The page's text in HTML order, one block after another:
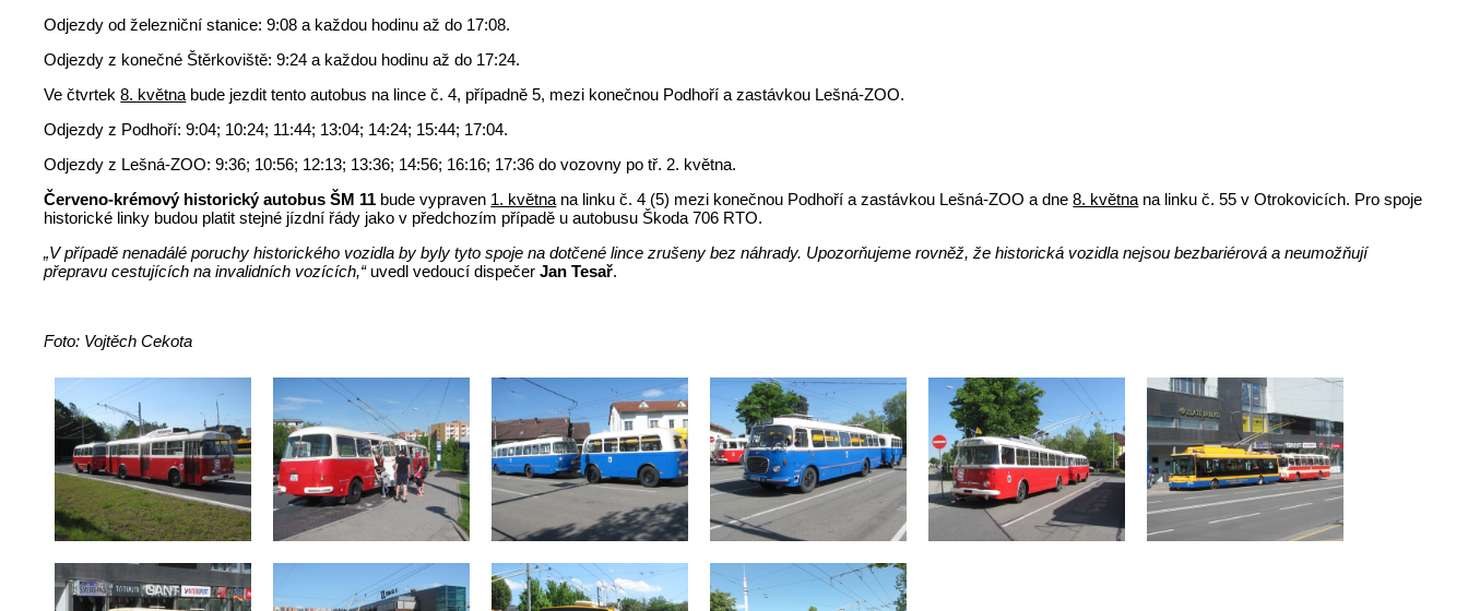
Odjezdy od železniční stanice: 9:08 a každou hodinu až do 17:08.
Odjezdy z konečné Štěrkoviště: 9:24 a každou hodinu až do 17:24.
Ve čtvrtek8. května bude jezdit tento autobus na lince č. 4, případně 5, mezi konečnou Podhoří a zastávkou Lešná-ZOO.
Odjezdy z Podhoří: 9:04; 10:24; 11:44; 13:04; 14:24; 15:44; 17:04.
Odjezdy z Lešná-ZOO: 9:36; 10:56; 12:13; 13:36; 14:56; 16:16; 17:36 do vozovny po tř. 2. května.
Červeno-krémový historický autobus ŠM 11 bude vypraven 1. května na linku č. 4 (5) mezi konečnou Podhoří a zastávkou Lešná-ZOO a dne8. května na linku č. 55 v Otrokovicích. Pro spoje
historické linky budou platit stejné jízdní řády jako v předchozím případě u autobusu Škoda 706 RTO.
„V případě nenadálé poruchy historického vozidla by byly tyto spoje na dotčené lince zrušeny bez náhrady. Upozorňujeme rovněž, že historická vozidla nejsou bezbariérová a neumožňují
přepravu cestujících na invalidních vozících,“uvedl vedoucí dispečerJan Tesař.
Foto: Vojtěch Cekota